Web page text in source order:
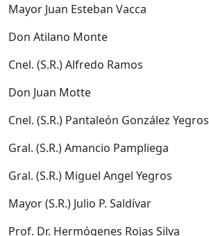
Mayor Juan Esteban Vacca
Don Atilano Monte
Cnel. (S.R.) Alfredo Ramos
Don Juan Motte
Cnel. (S.R.) Pantaleón González Yegros
Gral. (S.R.) Amancio Pampliega
Gral. (S.R.) Miguel Angel Yegros
Mayor (S.R.) Julio P. Saldívar
Prof. Dr. Hermógenes Rojas Silva